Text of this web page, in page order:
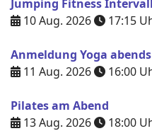
Jumping Fitness Intervall
10 Aug. 2026
17:15
Anmeldung Yoga abends
11 Aug. 2026
16:00
Pilates am Abend
13 Aug. 2026
18:00